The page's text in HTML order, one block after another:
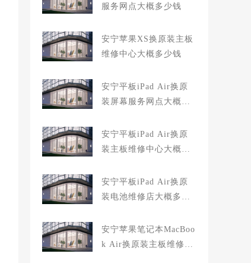
服务网点大概多少钱
安宁苹果XS换原装主板
维修中心大概多少钱
安宁平板iPad Air换原
装屏幕服务网点大概多
安宁平板iPad Air换原
装主板维修中心大概多
安宁平板iPad Air换原
装电池维修店大概多少
安宁苹果笔记本MacBoo
k Air换原装主板维修中